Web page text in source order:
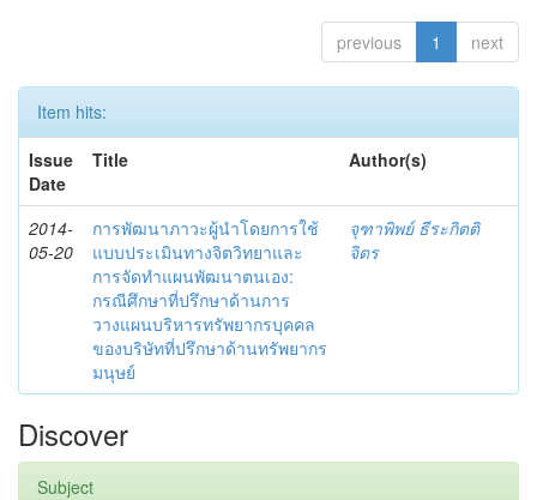
previous 1 next
Item hits:
Issue
Date
Title Author(s)
2014-
05-20
การพัฒนาภาวะผู้นำโดยการใช้
แบบประเมินทางจิตวิทยาและ
การจัดทำแผนพัฒนาตนเอง:
กรณีศึกษาที่ปรึกษาด้านการ
วางแผนบริหารทรัพยากรบุคคล
ของบริษัทที่ปรึกษาด้านทรัพยากร
มนุษย์
จุฑาพิพย์ ธีระกิตติ
จิตร
Discover
Subject